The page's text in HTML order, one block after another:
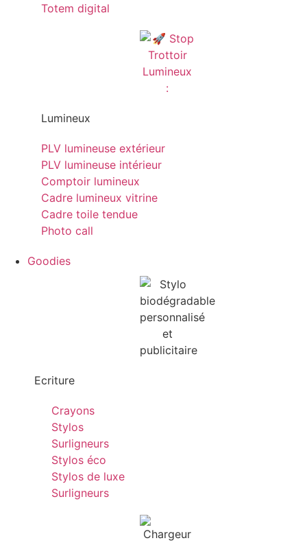
Totem digital
Lumineux
PLV lumineuse extérieur
PLV lumineuse intérieur
Comptoir lumineux
Cadre lumineux vitrine
Cadre toile tendue
Photo call
Goodies
Ecriture
Crayons
Stylos
Surligneurs
Stylos éco
Stylos de luxe
Surligneurs